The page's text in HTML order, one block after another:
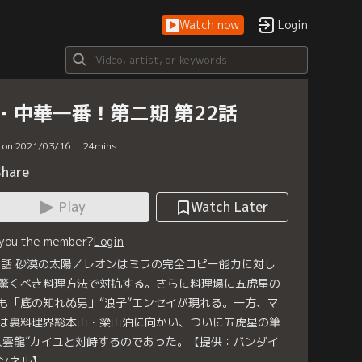
Watch now Login
中華一番！第二期 第22話
on 2021/03/16 24mins
Play
Watch Later
the member?Login
砂漠の太陽／レオンはミラの完全コピー能力に対し
くべき料理方法で対抗する。さらに料理場に五虎星の
「底の知れぬ男」“浪子”エンセイが現れる。一方、マ
裏料理界総本山・梁山泊に向かい、ついに五虎星の筆
雲龍”カイユと対峙するのであった。【提供：バンダイ